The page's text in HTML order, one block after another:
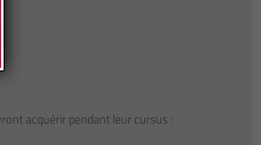
acquérir pendant leur cursus :